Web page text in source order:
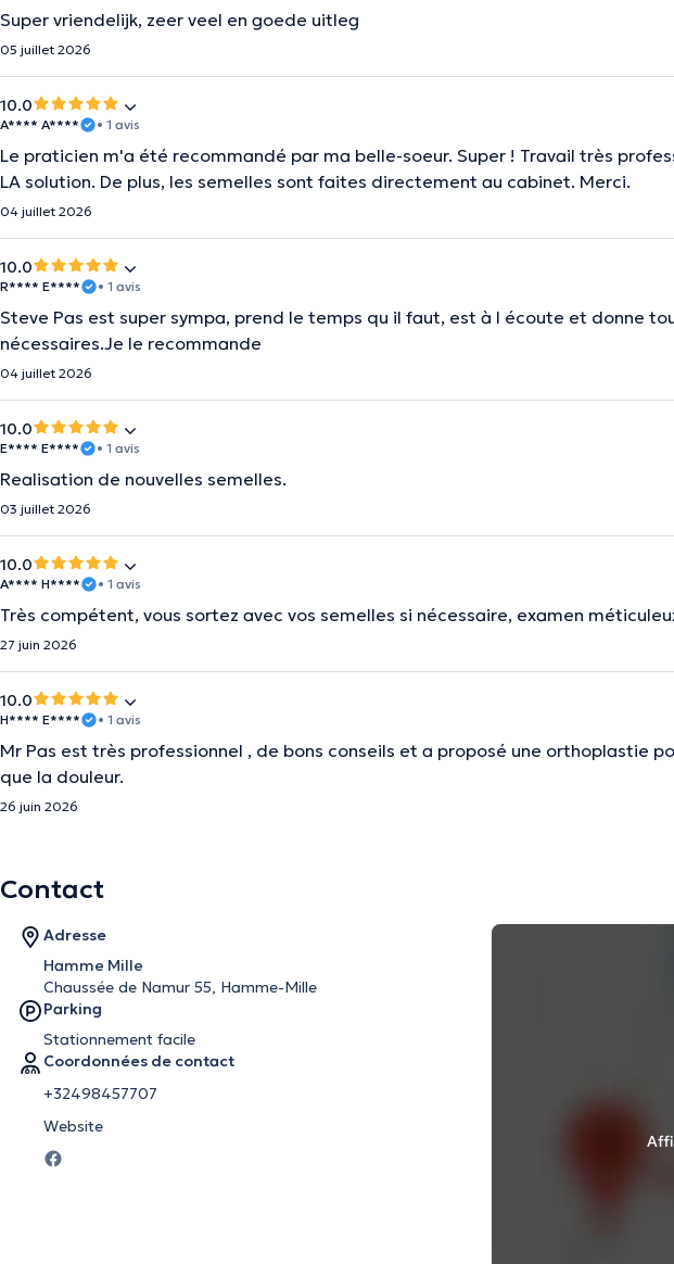
Super vriendelijk, zeer veel en goede uitleg
05 juillet 2026
10.0
A**** A**** • 1 avis
Le praticien m'a été recommandé par ma belle-soeur. Super ! Travail très
LA solution. De plus, les semelles sont faites directement au cabinet. Merci.
04 juillet 2026
10.0
R**** E**** • 1 avis
Steve Pas est super sympa, prend le temps qu il faut, est à l écoute et donne
nécessaires.Je le recommande
04 juillet 2026
10.0
E**** E**** • 1 avis
Realisation de nouvelles semelles.
03 juillet 2026
10.0
A**** H**** • 1 avis
Très compétent, vous sortez avec vos semelles si nécessaire, examen
27 juin 2026
10.0
H**** E**** • 1 avis
Mr Pas est très professionnel , de bons conseils et a proposé une orthoplastie
que la douleur.
26 juin 2026
Contact
Adresse
Hamme Mille
Chaussée de Namur 55, Hamme-Mille
Parking
Stationnement facile
Coordonnées de contact
+32498457707
Website